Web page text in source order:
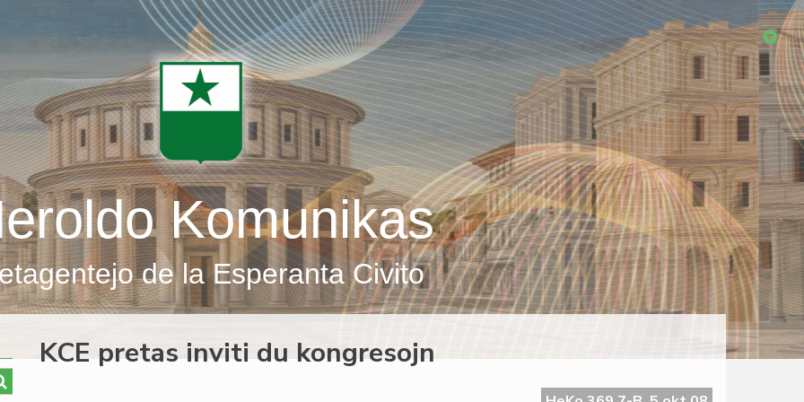
Komunikas
de la Esperanta Civito
KCE pretas inviti du kongresojn